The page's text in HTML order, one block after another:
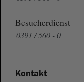
Besucherdienst
0391 / 560 - 0
Kontakt